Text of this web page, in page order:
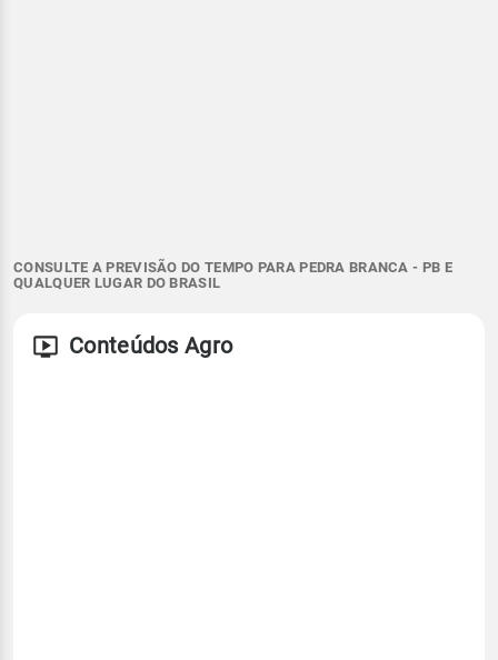
CONSULTE A PREVISÃO DO TEMPO PARA PEDRA BRANCA - PB E
QUALQUER LUGAR DO BRASIL
Conteúdos Agro